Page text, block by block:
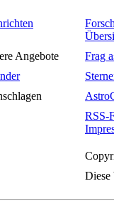
Angebote
Frag
RSS-
Diese